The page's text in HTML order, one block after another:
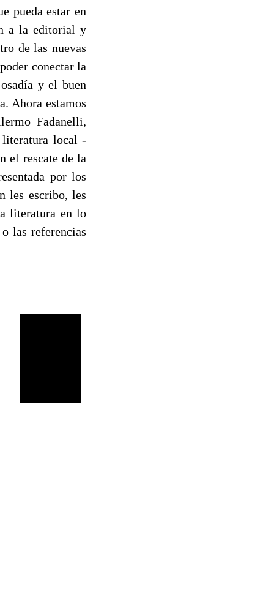
pueda estar en
a la editorial y
de las nuevas
conectar la
y el buen
Ahora estamos
Fadanelli,
literatura local -
el rescate de la
por los
les escribo, les
literatura en lo
las referencias